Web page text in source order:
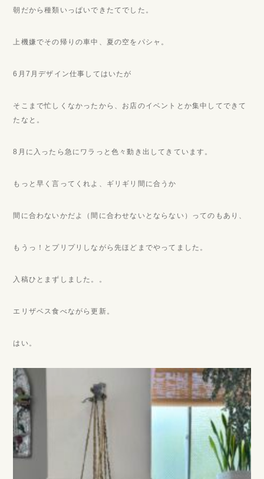
朝だから種類いっぱいできたてでした。
上機嫌でその帰りの車中、夏の空をパシャ。
6月7月デザイン仕事してはいたが
そこまで忙しくなかったから、お店のイベントとか集中してできて
たなと。
8月に入ったら急にワラっと色々動き出してきています。
もっと早く言ってくれよ、ギリギリ間に合うか
間に合わないかだよ（間に合わせないとならない）ってのもあり、
もうっ！とプリプリしながら先ほどまでやってました。
入稿ひとまずしました。。
エリザベス食べながら更新。
はい。